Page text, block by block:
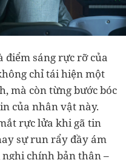
điểm sáng rực rỡ của
chỉ tái hiện một
mà còn từng bước bóc
của nhân vật này.
rực lửa khi gã tin
sự run rẩy đầy ám
chính bản thân –